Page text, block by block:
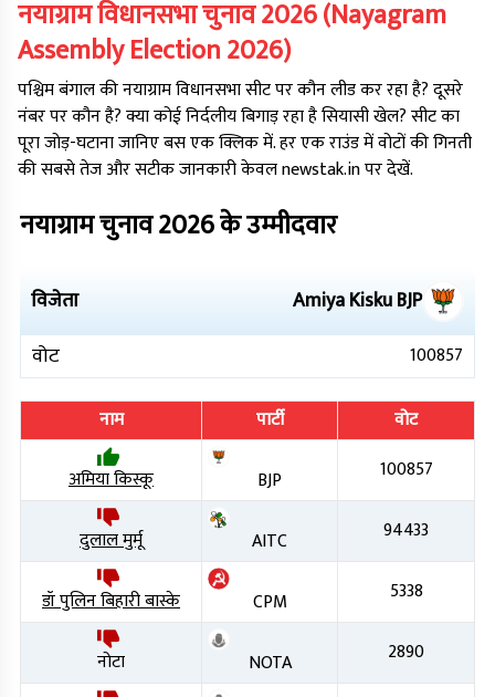
नयाग्रामविधानसभा चुनाव2026(Nayagram
Assembly Election2026)
पश्चिम बंगालकीनयाग्रामविधानसभा सीट पर कौन लीड कर रहा है? दूसरे
नंबर पर कौन है? क्या कोई निर्दलीय बिगाड़ रहा है सियासी खेल? सीट का
पूरा जोड़-घटाना जानिए बस एक क्लिक में. हर एक राउंड में वोटों की गिनती
की सबसे तेज और सटीक जानकारी केवल newstak.in पर देखें.
नयाग्रामचुनाव2026के उम्मीदवार
विजेता Amiya KiskuBJP
वोट
100857
नाम पार्टी
वोट
अमिया किस्कू
BJP 100857
दुलाल मुर्मू AITC 94433
डॉ पुलिन बिहारी बास्के CPM 5338
नोटा NOTA 2890